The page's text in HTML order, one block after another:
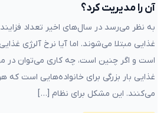
آن را مدیریت کرد؟
به نظر می‌رسد در سال‌های اخیر تعداد
غذایی مبتلا می‌شوند. اما آیا نرخ آلرژی
است و اگر چنین است، چه کاری می‌توان در
غذایی بار بزرگی برای خانواده‌هایی است که
می‌کنند. این مشکل برای نظام […]